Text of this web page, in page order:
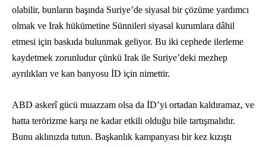
olabilir, bunların başında Suriye’de siyasal bir çözüme yardımcı
olmak ve Irak hükümetine Sünnileri siyasal kurumlara dâhil
etmesi için baskıda bulunmak geliyor. Bu iki cephede ilerleme
kaydetmek zorunludur çünkü Irak ile Suriye’deki mezhep
ayrılıkları ve kan banyosu İD için nimettir.
ABD askerî gücü muazzam olsa da İD’yi ortadan kaldıramaz, ve
hatta terörizme karşı ne kadar etkili olduğu bile tartışmalıdır.
Bunu aklınızda tutun. Başkanlık kampanyası bir kez kızıştı